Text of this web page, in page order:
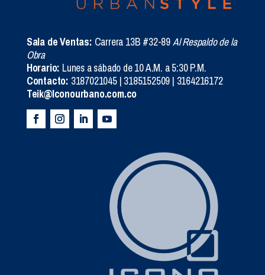
Sala de Ventas:Carrera 13B #32-89Al Respaldo de la
Obra
Horario:Lunes a sábado de 10 A.M. a 5:30 P.M.
Contacto:3187021045 | 3185152509 | 3164216172
Teik@Iconourbano.com.co